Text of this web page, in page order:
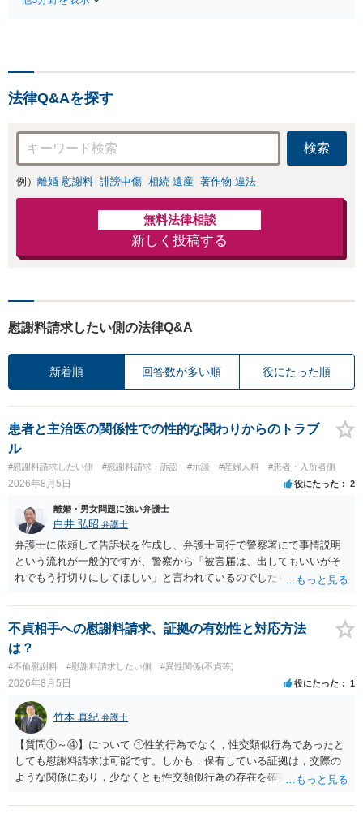
様の話を丁寧にう
を正確に読み取り
ます。【東京都在
住以外の方も対
応】
法律Q&Aを探す
検索
例） 離婚 慰謝料 誹謗中傷 相続 遺産 著作物 違法
無料法律相談
新しく投稿する
慰謝料請求したい側の法律Q&A
新着順 回答数が多い順 役にたった順
患者と主治医の関係性での性的な関わりからのトラブ
ル
#慰謝料請求したい側 #慰謝料請求・訴訟 #示談 #産婦人科 #患者・入所者側
2026年8月5日 役にたった 2
離婚・男女問題に強い弁護士
白井 弘昭 弁護士
弁護士に依頼して告訴状を作成し、弁護士同行で警察署にて事情説明
という流れが一般的ですが、警察から「被害届は、出してもいいがそ
れでもう打切りにしてほしい」と言われているのでしたら、あまり結
検察庁に訴えるのもありかもしれないですが、実際に捜査をするの
は、結局所轄だと思われますので、やはり結論は変わらないかもしれ
ないです。 一度、最寄りの「刑事に強い」とうたっている弁護士に相
談してみてはいかがでしょうか。 以上、ご参考まで。
不貞相手への慰謝料請求、証拠の有効性と対応方法
は？
#不倫慰謝料 #慰謝料請求したい側 #異性関係(不貞等)
2026年8月5日 役にたった 1
竹本 真紀 弁護士
【質問①～④】について ①性的行為でなく，性交類似行為であったと
しても慰謝料請求は可能です。しかも，保有している証拠は，交際の
ような関係にあり，少なくとも性交類似行為の存在を確実に証明でき
ことを窺わせるものです。）。ですから，慰謝料請求を進めることで